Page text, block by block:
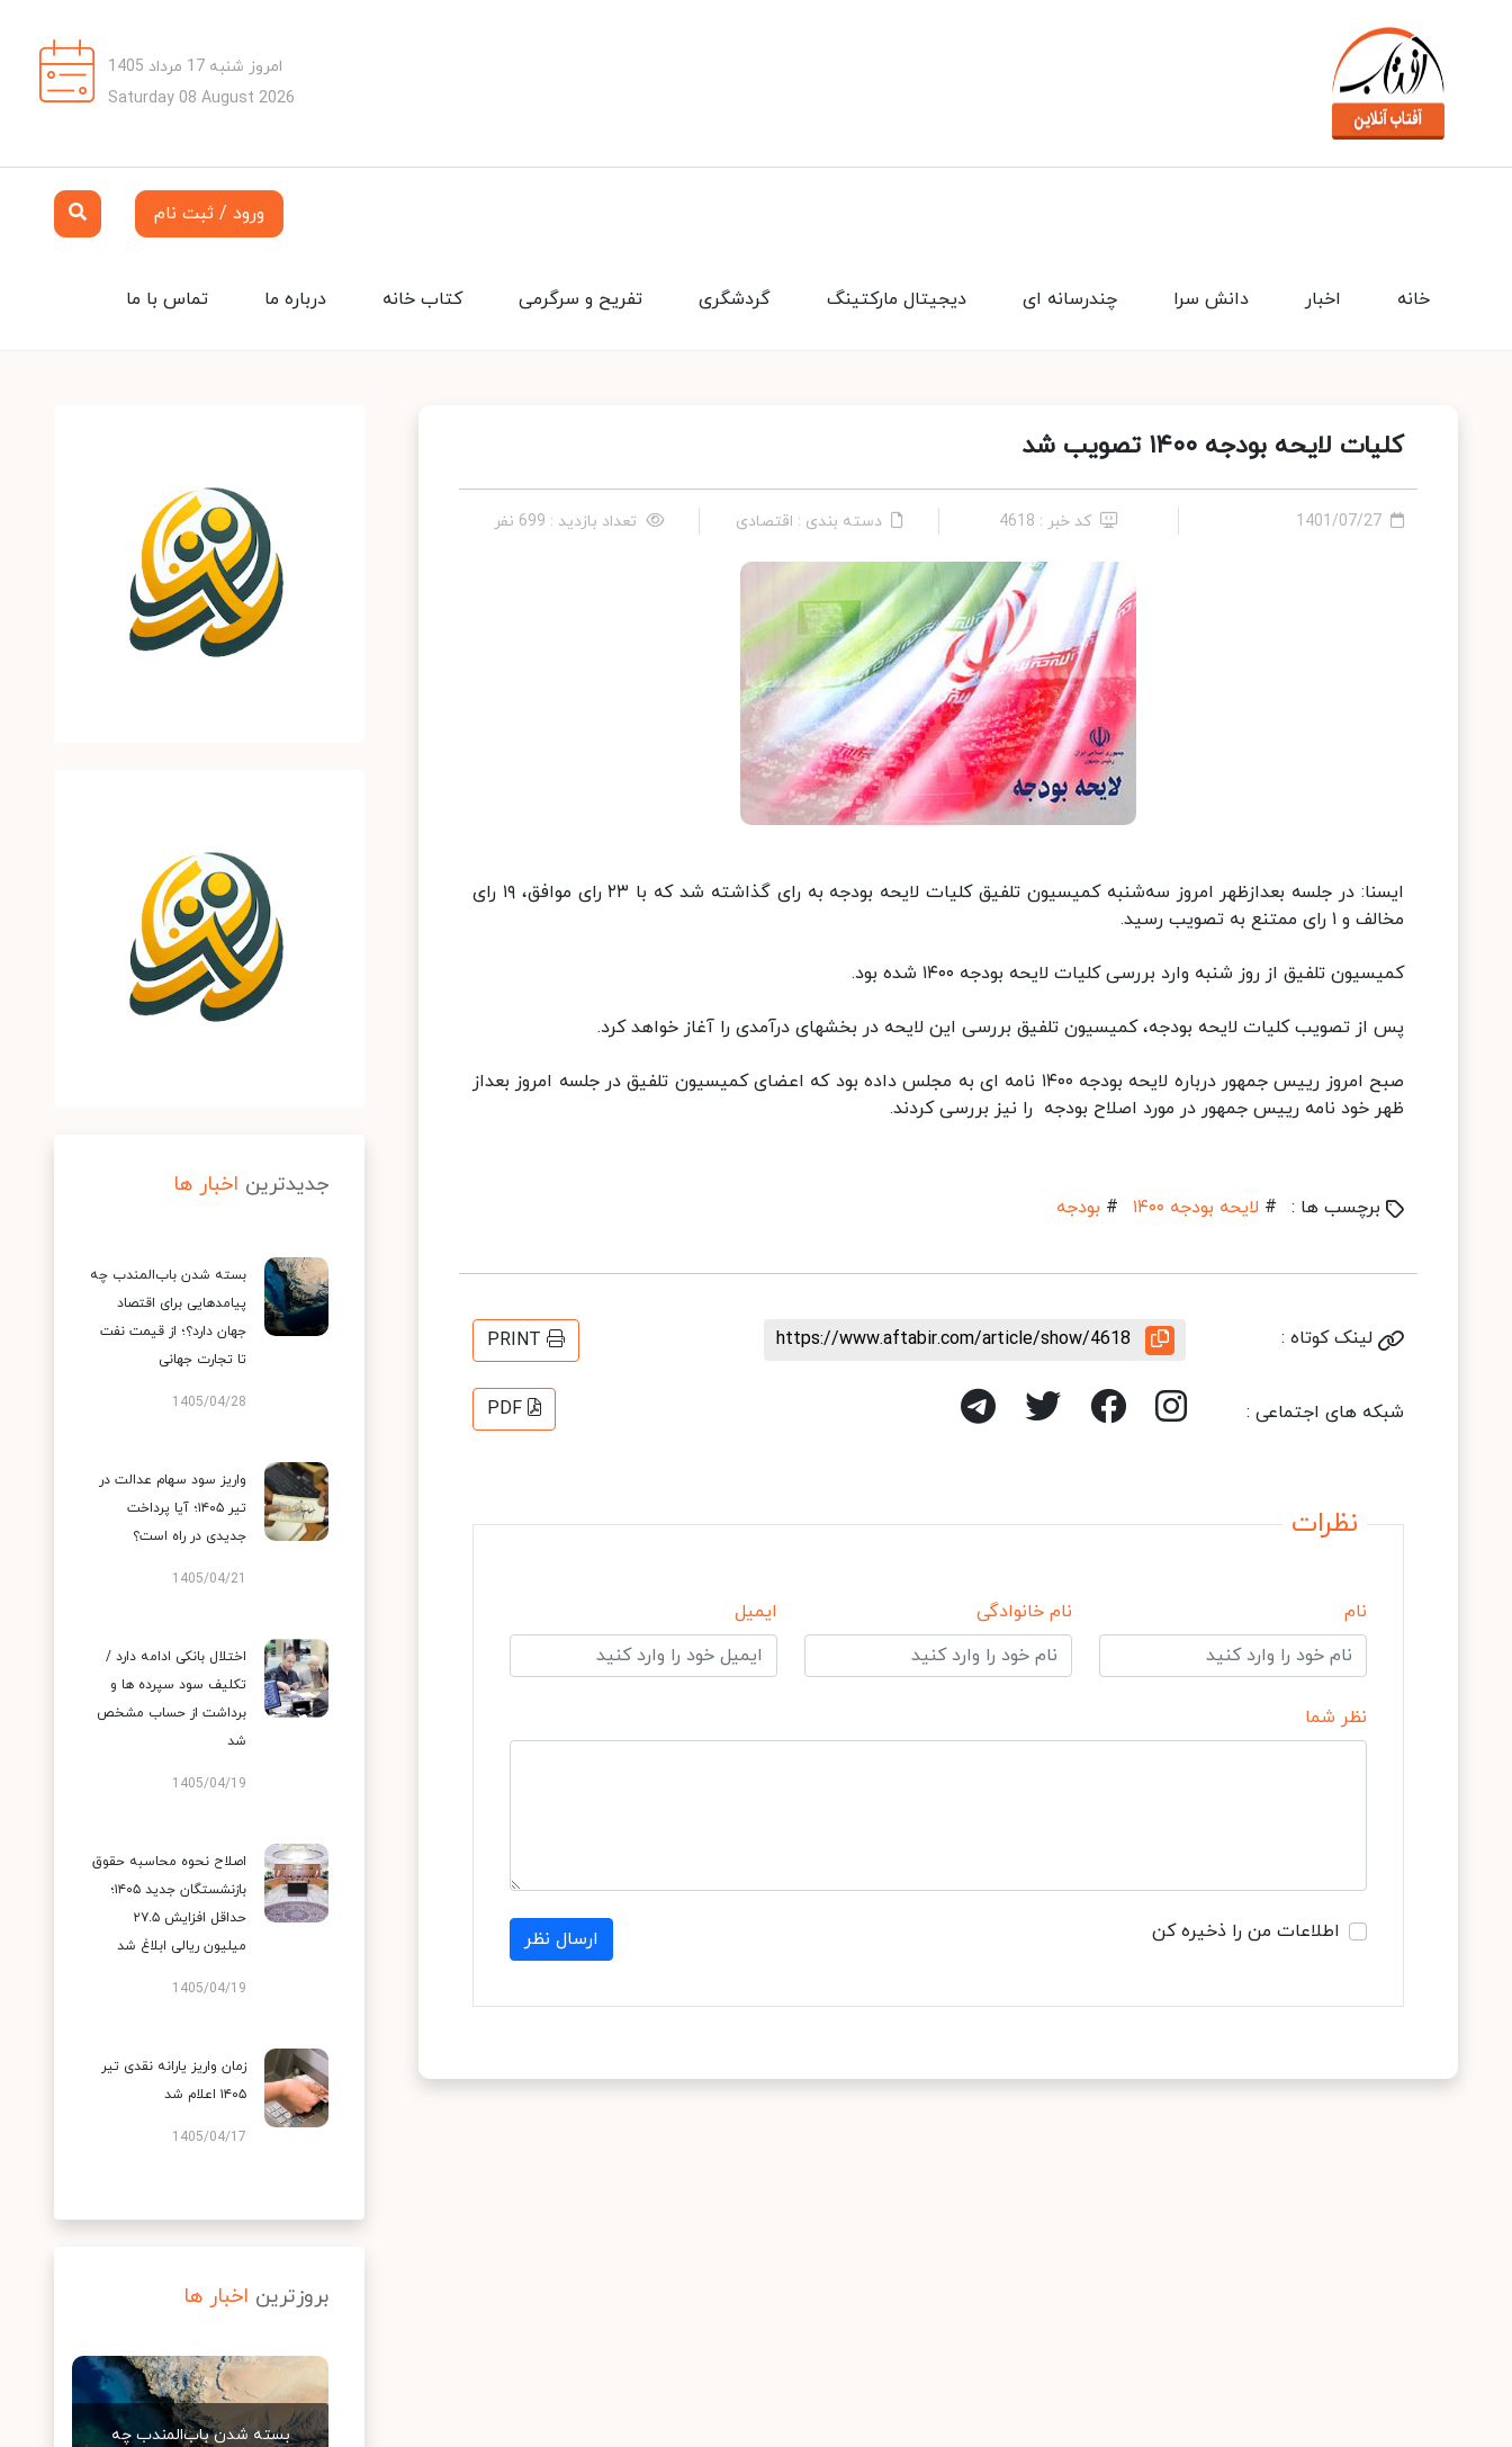
امروز شنبه 17 مرداد 1405
Saturday 08 August 2026
ورود / ثبت نام
تماس با ما درباره ما کتاب خانه تفریح و سرگرمی گردشگری دیجیتال مارکتینگ چندرسانه ای دانش سرا اخبار خانه
کلیات لایحه بودجه ١۴٠٠ تصویب شد
1401/07/27 کد خبر : 4618 دسته بندی : اقتصادی تعداد بازدید : 699 نفر
ایسنا: در جلسه بعدازظهر امروز سه‌شنبه کمیسیون‌ تلفیق کلیات لایحه بودجه به رای گذاشته شد که با ٢٣ رای موافق، ١٩ رای
مخالف و ۱ رای ممتنع به تصویب رسید.
کمیسیون‌ تلفیق از روز شنبه وارد بررسی کلیات لایحه بودجه ١۴٠٠ شده بود.
پس از تصویب کلیات لایحه بودجه، کمیسیون‌ تلفیق بررسی این لایحه در بخشهای درآمدی را آغاز خواهد کرد.
صبح امروز رییس جمهور درباره لایحه بودجه ۱۴۰۰ نامه ای به مجلس داده بود که اعضای کمیسیون تلفیق در جلسه امروز بعداز
ظهر خود نامه رییس جمهور در مورد اصلاح بودجه را نیز بررسی کردند.
برچسب ها : # لایحه بودجه ۱۴۰۰ # بودجه
لینک کوتاه : https://www.aftabir.com/article/show/4618
PRINT
شبکه های اجتماعی : PDF
نظرات
نام نام خانوادگی ایمیل
نظر شما
اطلاعات من را ذخیره کن ارسال نظر
جدیدترین اخبار ها
بسته شدن باب‌المندب چه
پیامدهایی برای اقتصاد
جهان دارد؟؛ از قیمت نفت
تا تجارت جهانی
1405/04/28
واریز سود سهام عدالت در
تیر ۱۴۰۵؛ آیا پرداخت
جدیدی در راه است؟
1405/04/21
اختلال بانکی ادامه دارد /
تکلیف سود سپرده ها و
برداشت از حساب مشخص
شد
1405/04/19
اصلاح نحوه محاسبه حقوق
بازنشستگان جدید ۱۴۰۵؛
حداقل افزایش ۲۷.۵
میلیون ریالی ابلاغ شد
1405/04/19
زمان واریز یارانه نقدی تیر
۱۴۰۵ اعلام شد
1405/04/17
بروزترین اخبار ها
بسته شدن باب‌المندب چه